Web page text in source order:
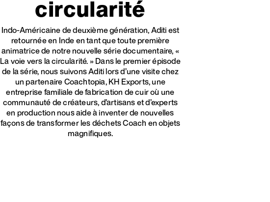
circularité
Indo-Américaine de deuxième génération, Aditi est
retournée en Inde en tant que toute première
animatrice de notre nouvelle série documentaire, «
La voie vers la circularité. » Dans le premier épisode
de la série, nous suivons Aditi lors d’une visite chez
un partenaire Coachtopia, KH Exports, une
entreprise familiale de fabrication de cuir où une
communauté de créateurs, d’artisans et d’experts
en production nous aide à inventer de nouvelles
façons de transformer les déchets Coach en objets
magnifiques.